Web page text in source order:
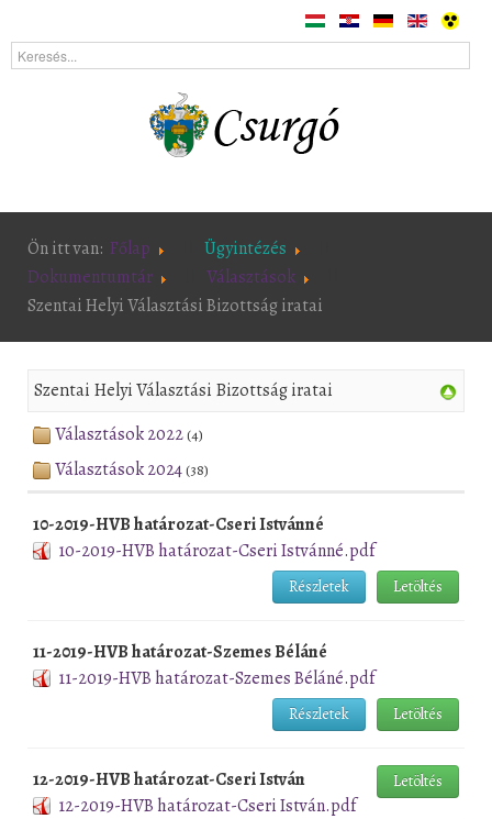
Ön itt van: Főlap
Ügyintézés
Dokumentumtár
Választások
Szentai Helyi Választási Bizottság iratai
Szentai Helyi Választási Bizottság iratai
Választások 2022(4)
Választások 2024(38)
10-2019-HVB határozat-Cseri Istvánné
10-2019-HVB határozat-Cseri Istvánné.pdf
Letöltés
Részletek
11-2019-HVB határozat-Szemes Béláné
11-2019-HVB határozat-Szemes Béláné.pdf
Letöltés
Részletek
12-2019-HVB határozat-Cseri István
12-2019-HVB határozat-Cseri István.pdf
Letöltés